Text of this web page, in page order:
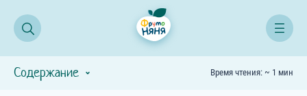
Содержание Время чтения: ~ 1 мин